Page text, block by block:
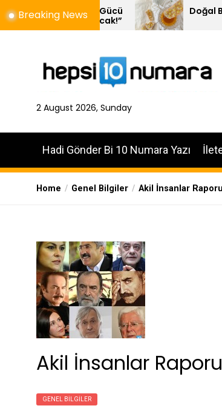
Skip
to
Breaking News
Gücü
Doğal Balın 10 Özelliği
2 August 2026, Sunday
Hadi Gönder Bi 10 Numara Yazı
Home Genel Bilgiler Akil İnsanlar
Akil İnsanlar
GENEL BILGILER